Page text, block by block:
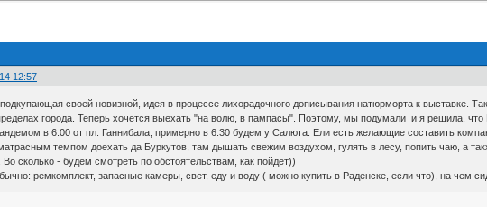
12:57
своей новизной, идея в процессе лихорадочного дописывания натюрморта к выставке.
города. Теперь хочется выехать "на волю, в пампасы". Поэтому, мы подумали и я решила,
в 6.00 от пл. Ганнибала, примерно в 6.30 будем у Салюта. Ели есть желающие составить
темпом доехать да Буркутов, там дышать свежим воздухом, гулять в лесу, попить чаю, а
сколько - будем смотреть по обстоятельствам, как пойдет))
ремкомплект, запасные камеры, свет, еду и воду ( можно купить в Раденске, если что), на чем